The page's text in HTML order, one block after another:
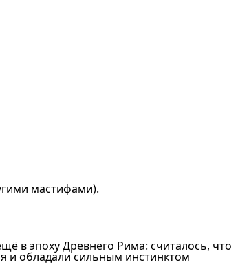
мастифами).
в эпоху Древнего Рима: считалось, что
и обладали сильным инстинктом